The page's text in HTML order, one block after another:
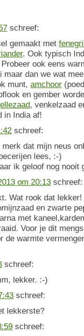
schreef:
gemaakt met
. Ook typisch
ook eens
dan we wat
munt, amchoor
en gember
, venkelzaad
in India af!
schreef:
dat mijn neus
lees, :-)
ik geloof nog nooit
om 20:13 schreef:
Wat rook dat
en zwarte
met
Voor je dit
de warmte
schreef:
lekker. :-)
schreef:
lekkerste?
schreef: